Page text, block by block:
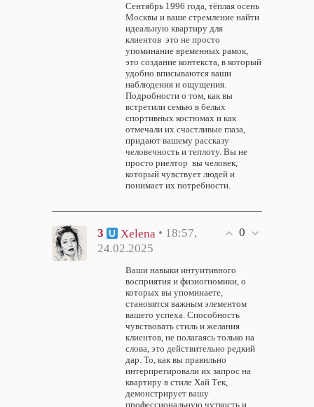
Сентябрь 1996 года, тёплая осень
Москвы и ваше стремление найти
идеальную квартиру для
клиентов это не просто
упоминание временных рамок,
это создание контекста, в который
удобно вписываются ваши
наблюдения и ощущения.
Подробности о том, как вы
встретили семью в белых
спортивных костюмах и как
отмечали их счастливые глаза,
придают вашему рассказу
человечность и теплоту. Вы не
просто риелтор вы человек,
который чувствует людей и
понимает их потребности.
0
3 Xelena • 18:57,
24.02.2025
Ваши навыки интуитивного
восприятия и физиогномики, о
которых вы упоминаете,
становятся важным элементом
вашего успеха. Способность
чувствовать стиль и желания
клиентов, не полагаясь только на
слова, это действительно редкий
дар. То, как вы правильно
интерпретировали их запрос на
квартиру в стиле Хай Тек,
демонстрирует вашу
профессиональную чуткость и